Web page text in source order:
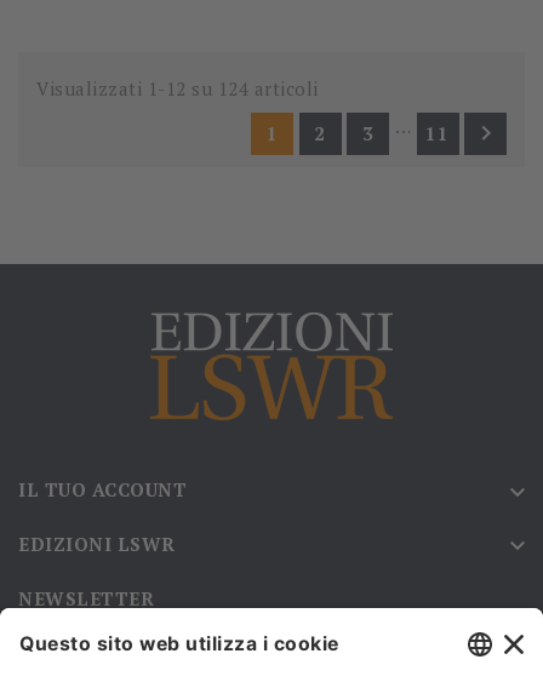
Visualizzati 1-12 su 124 articoli
1
2 3 … 11 
IL TUO ACCOUNT 
EDIZIONI LSWR 
NEWSLETTER
Iscriviti alla nostra newsletter e rimani sempre aggiornato sulle